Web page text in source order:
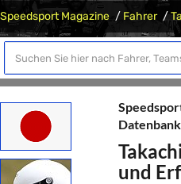
Speedsport Magazine Fahrer
Datenbank
und